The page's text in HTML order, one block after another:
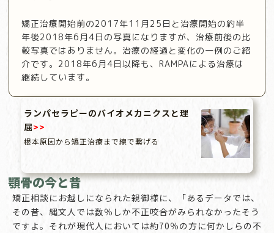
矯正治療開始前の2017年11月25日と治療開始の約半
年後2018年6月4日の写真になりますが、治療前後の比
較写真ではありません。治療の経過と変化の一例のご紹
介です。2018年6月4日以降も、RAMPAによる治療は
継続しています。
ランパセラピーのバイオメカニクスと理
屈>>
根本原因から矯正治療まで線で繋げる
顎骨の今と昔
矯正相談にお越しになられた親御様に、「あるデータでは、
その昔、縄文人では数％しか不正咬合がみられなかったそう
ですよ。それが現代人においては約70％の方に何かしらの不